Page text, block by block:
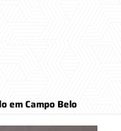
em Campo Belo